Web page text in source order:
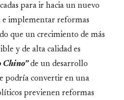
para ir hacia un nuevo
implementar reformas
que un crecimiento de más
y de alta calidad es
Chino”de un desarrollo
podría convertir en una
previenen reformas